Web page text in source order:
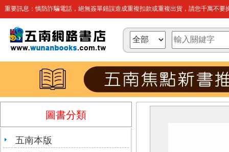
重要訊息：慎防詐騙電話，絕無簽單錯誤造成重複扣款或重複出貨，請您千萬不要
圖書分類
五南本版